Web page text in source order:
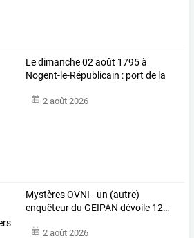
Le dimanche 02 août 1795 à
Nogent-le-Républicain : port de la
2 août 2026
MystèresOVNI - un (autre)
enquêteurdu GEIPAN dévoile 12…
2 août 2026